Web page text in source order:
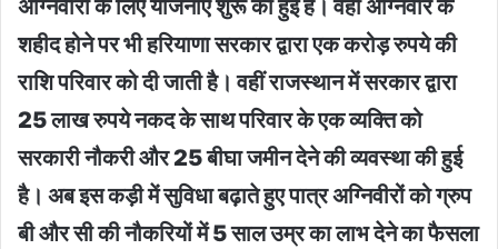
अग्निवीरों के लिए योजनाएं शुरू की हुई हैं। वहीं अग्निवीर के
शहीद होने पर भी हरियाणा सरकार द्वारा एक करोड़ रुपये की
राशि परिवार को दी जाती है। वहीं राजस्थान में सरकार द्वारा
25 लाख रुपये नकद के साथ परिवार के एक व्यक्ति को
सरकारी नौकरी और 25 बीघा जमीन देने की व्यवस्था की हुई
है। अब इस कड़ी में सुविधा बढ़ाते हुए पात्र अग्निवीरों को ग्रुप
बी और सी की नौकरियों में 5 साल उम्र का लाभ देने का फैसला